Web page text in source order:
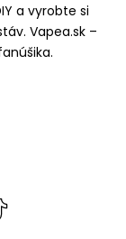
a vyrobte si
Vapea.sk –